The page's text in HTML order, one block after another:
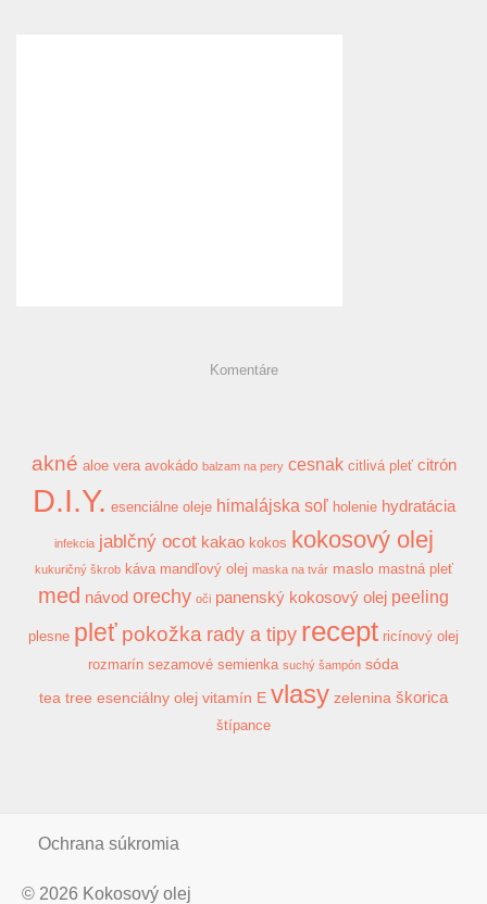
Komentáre
akné aloe vera avokádo balzam na pery cesnak citlivá pleť citrón
D.I.Y. esenciálne oleje himalájska soľ holenie hydratácia
infekcia jablčný ocot kakao kokos kokosový olej
kukuričný škrob káva mandľový olej maska na tvár maslo mastná pleť
med návod orechy oči panenský kokosový olej peeling
plesne pleť pokožka rady a tipy recept ricínový olej
rozmarín sezamové semienka suchý šampón sóda
tea tree esenciálny olej vitamín E vlasy zelenina škorica
štípance
Ochrana súkromia
© 2026 Kokosový olej